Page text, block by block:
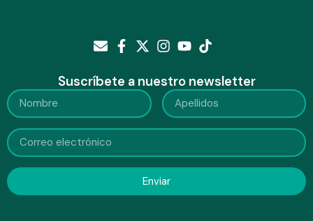
Suscríbete a nuestro newsletter
Enviar